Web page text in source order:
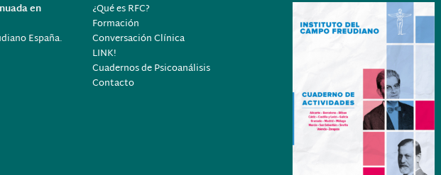
en
España.
¿Qué es RFC?
Formación
Conversación Clínica
LINK!
Cuadernos de Psicoanálisis
Contacto